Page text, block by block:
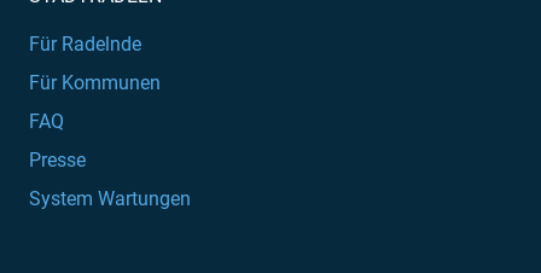
Für Radelnde
Für Kommunen
FAQ
Presse
System Wartungen